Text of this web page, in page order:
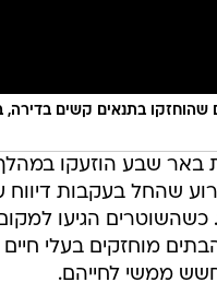
שהוחזקו בתנאים קשים
באר שבע הוזעקו
שהחל בעקבות דיווח
כשהשוטרים הגיעו
מוחזקים בעלי
ממשי לחייהם.